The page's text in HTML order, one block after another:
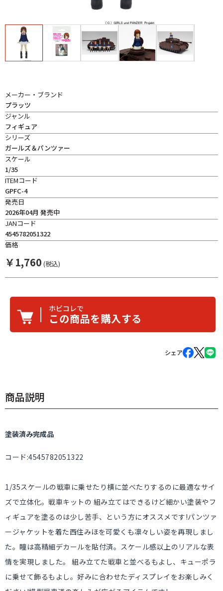
メーカー・ブランド
プラッツ
ジャンル
フィギュア
シリーズ
ガールズ＆パンツァー
スケール
1/35
ITEMコード
GPFC-4
発売日
2026年04月 発売中
JANコード
4545782051322
価格
￥1,760 (税込)
ホビコレで
この商品を購入する
シェア
商品説明
塗装済み完成品
コード:4545782051322
1/35スケールの戦車に乗せたり横に並べたりするのに最適なサイ
ズで立体化。戦車キットの 組み立てはできるけど細かい塗装やフ
ィギュアを塗るのは少し苦手、という方にオススメです!パンツァ
ージャケットを着た西住みほを可愛くも凛々しい姿を再現しまし
た。瞳は高精細デカールを貼付済。スケール感以上のリアルな表
情を実現しました。 組み立てた戦車と並べるもよし、キューポラ
に乗せて飾るもよし。好みに合わせたディスプレイをお楽しみく